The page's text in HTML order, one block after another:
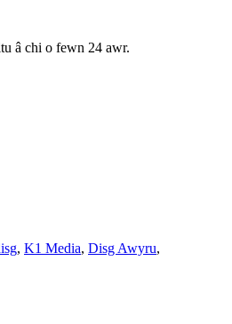
â chi o fewn 24 awr.
, K1 Media, Disg Awyru,